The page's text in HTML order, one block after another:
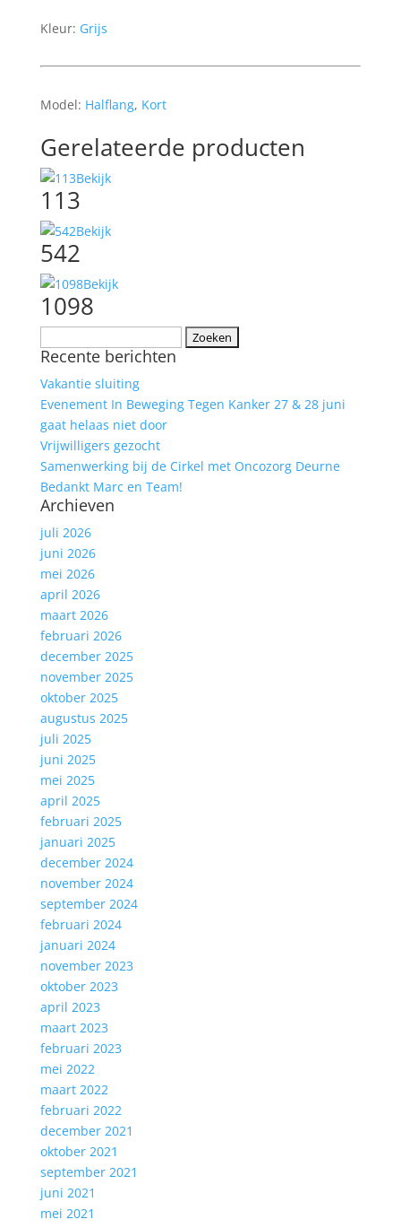
Kleur: Grijs
Model: Halflang, Kort
Gerelateerde producten
Bekijk
113
Bekijk
542
Bekijk
1098
naar:
Recente berichten
Vakantie sluiting
Evenement In Beweging Tegen Kanker 27 & 28 juni
gaat helaas niet door
Vrijwilligers gezocht
Samenwerking bij de Cirkel met Oncozorg Deurne
Bedankt Marc en Team!
Archieven
juli 2026
juni 2026
mei 2026
april 2026
maart 2026
februari 2026
december 2025
november 2025
oktober 2025
augustus 2025
juli 2025
juni 2025
mei 2025
april 2025
februari 2025
januari 2025
december 2024
november 2024
september 2024
februari 2024
januari 2024
november 2023
oktober 2023
april 2023
maart 2023
februari 2023
mei 2022
maart 2022
februari 2022
december 2021
oktober 2021
september 2021
juni 2021
mei 2021